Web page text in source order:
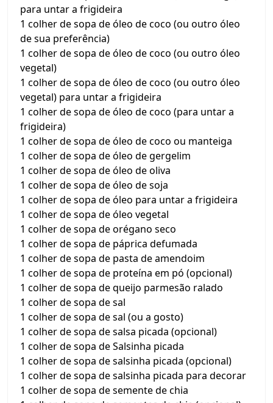
para untar a frigideira
1 colher de sopa de óleo de coco (ou outro óleo
de sua preferência)
1 colher de sopa de óleo de coco (ou outro óleo
vegetal)
1 colher de sopa de óleo de coco (ou outro óleo
vegetal) para untar a frigideira
1 colher de sopa de óleo de coco (para untar a
frigideira)
1 colher de sopa de óleo de coco ou manteiga
1 colher de sopa de óleo de gergelim
1 colher de sopa de óleo de oliva
1 colher de sopa de óleo de soja
1 colher de sopa de óleo para untar a frigideira
1 colher de sopa de óleo vegetal
1 colher de sopa de orégano seco
1 colher de sopa de páprica defumada
1 colher de sopa de pasta de amendoim
1 colher de sopa de proteína em pó (opcional)
1 colher de sopa de queijo parmesão ralado
1 colher de sopa de sal
1 colher de sopa de sal (ou a gosto)
1 colher de sopa de salsa picada (opcional)
1 colher de sopa de Salsinha picada
1 colher de sopa de salsinha picada (opcional)
1 colher de sopa de salsinha picada para decorar
1 colher de sopa de semente de chia